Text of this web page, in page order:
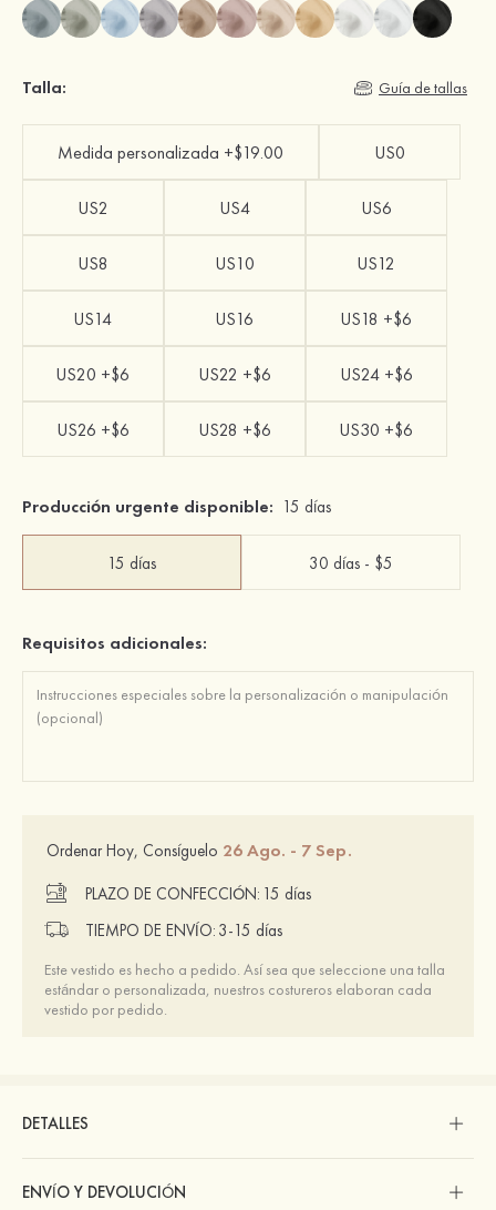
Talla: Guía de tallas
Medida personalizada +$19.00 US0
US2 US4 US6
US8 US10 US12
US14 US16 US18 +$6
US20 +$6 US22 +$6 US24 +$6
US26 +$6 US28 +$6 US30 +$6
Producción urgente disponible: 15 días
15 días 30 días - $5
Requisitos adicionales:
Ordenar Hoy, Consíguelo 26 Ago. - 7 Sep.
PLAZO DE CONFECCIÓN: 15 días
TIEMPO DE ENVÍO: 3-15 días
Este vestido es hecho a pedido. Así sea que seleccione una talla
estándar o personalizada, nuestros costureros elaboran cada
vestido por pedido.
DETALLES
ENVÍO Y DEVOLUCIÓN